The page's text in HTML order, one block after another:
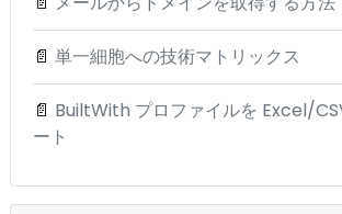
📄 単一細胞への技術マトリックス
📄 BuiltWith プロファイルを Excel/
ート